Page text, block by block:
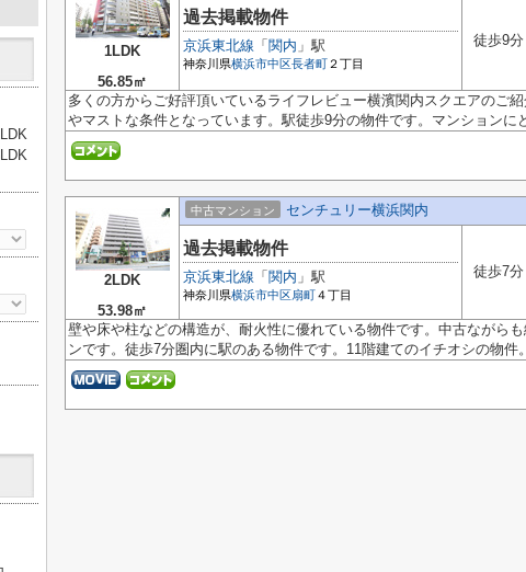
1LDK
56.85㎡
過去掲載物件
京浜東北線 「 関内 」駅
神奈川県横浜市中区長者町 ２丁目
徒歩9分
多くの方からご好評頂いているライフレビュー横濱関内スクエアのご
やマストな条件となっています。駅徒歩9分の物件です。マンションに
2LDK
53.98㎡
中古マンション センチュリー横浜関内
過去掲載物件
京浜東北線 「 関内 」駅
神奈川県横浜市中区 扇町 ４丁目
徒歩7分
壁や床や柱などの構造が、耐火性に優れている物件です。中古ながら
ンです。徒歩7分圏内に駅のある物件です。11階建てのイチオシの物件